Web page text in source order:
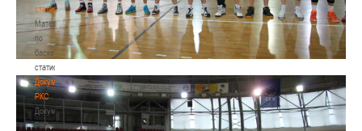
статистике
Материалы
по
баскетбольной
статистике
Документы
РКС
Документы
РКС